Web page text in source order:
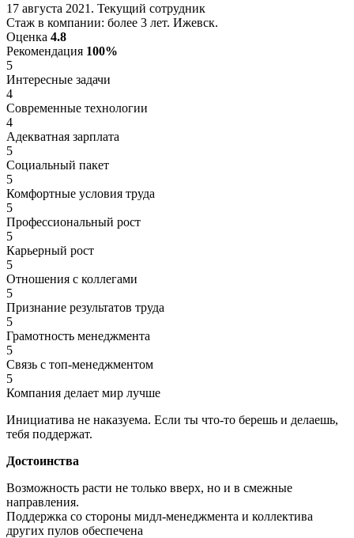
17 августа 2021. Текущий сотрудник
Стаж в компании: более 3 лет. Ижевск.
Оценка 4.8
Рекомендация 100%
5
Интересные задачи
4
Современные технологии
4
Адекватная зарплата
5
Социальный пакет
5
Комфортные условия труда
5
Профессиональный рост
5
Карьерный рост
5
Отношения с коллегами
5
Признание результатов труда
5
Грамотность менеджмента
5
Связь с топ-менеджментом
5
Компания делает мир лучше
Инициатива не наказуема. Если ты что-то берешь и делаешь,
тебя поддержат.
Достоинства
Возможность расти не только вверх, но и в смежные
направления.
Поддержка со стороны мидл-менеджмента и коллектива
других пулов обеспечена